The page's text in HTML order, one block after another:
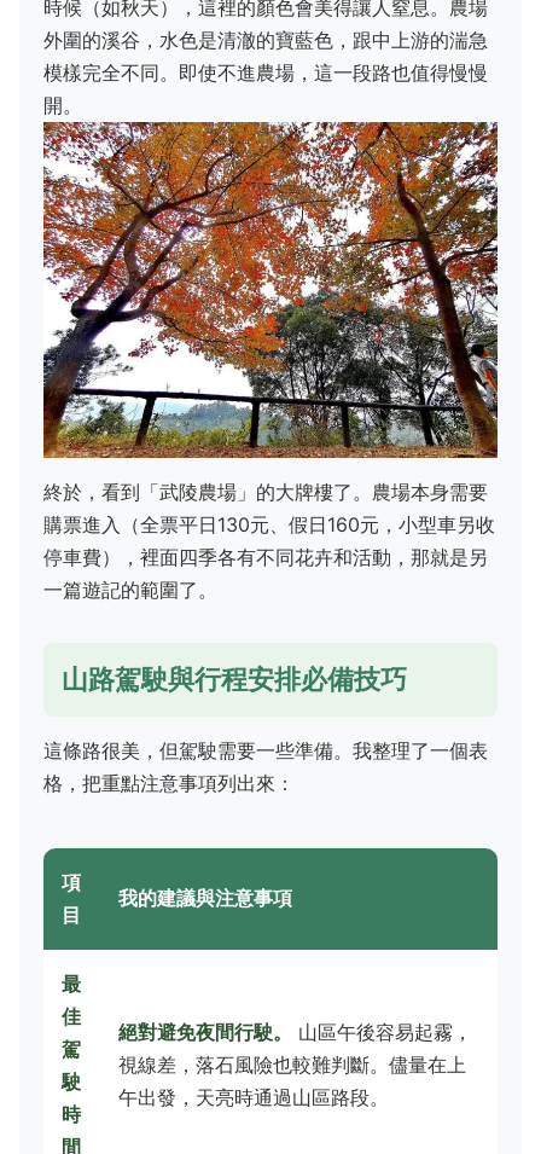
時候（如秋天），這裡的顏色會美得讓人窒息。農場
外圍的溪谷，水色是清澈的寶藍色，跟中上游的湍急
模樣完全不同。即使不進農場，這一段路也值得慢慢
開。
終於，看到「武陵農場」的大牌樓了。農場本身需要
購票進入（全票平日130元、假日160元，小型車另收
停車費），裡面四季各有不同花卉和活動，那就是另
一篇遊記的範圍了。
山路駕駛與行程安排必備技巧
這條路很美，但駕駛需要一些準備。我整理了一個表
格，把重點注意事項列出來：
項
目
我的建議與注意事項
最
佳
駕
駛
時
間
絕對避免夜間行駛。
山區午後容易起霧，
視線差，落石風險也較難判斷。儘量在上
午出發，天亮時通過山區路段。